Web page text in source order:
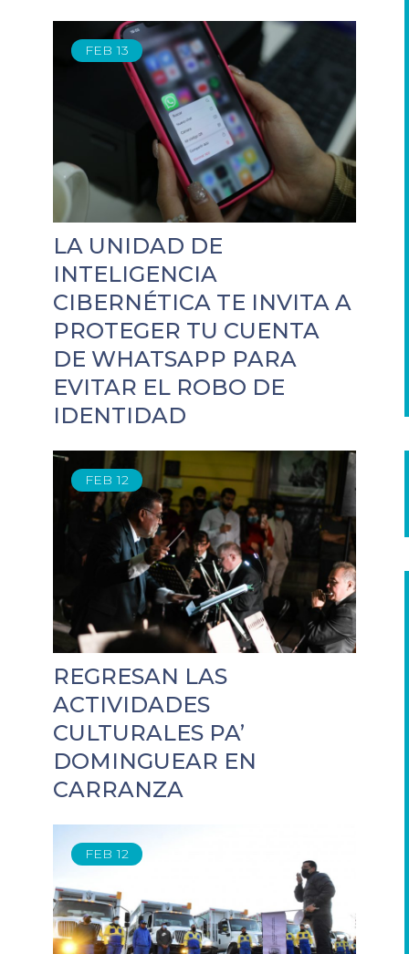
FEB 13
LA UNIDAD DE
INTELIGENCIA
CIBERNÉTICA TE INVITA A
PROTEGER TU CUENTA
DE WHATSAPP PARA
EVITAR EL ROBO DE
IDENTIDAD
FEB 12
REGRESAN LAS
ACTIVIDADES
CULTURALES PA’
DOMINGUEAR EN
CARRANZA
FEB 12